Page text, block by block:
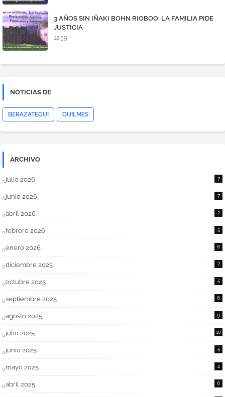
3 AÑOS SIN IÑAKI BOHN RIOBOO: LA FAMILIA PIDE
JUSTICIA
12:59
NOTICIAS DE
BERAZATEGUI QUILMES
ARCHIVO
julio 2026 7
junio 2026 7
abril 2026 2
febrero 2026 5
enero 2026 8
diciembre 2025 7
octubre 2025 5
septiembre 2025 6
agosto 2025 9
julio 2025 10
junio 2025 5
mayo 2025 2
abril 2025 6